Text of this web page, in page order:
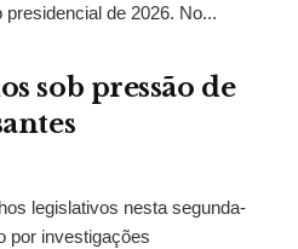
de 2026. No...
sob pressão de
legislativos nesta segunda-
por investigações